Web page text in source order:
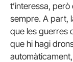
t’interessa,
sempre. A part,
que les guerres
que hi hagi